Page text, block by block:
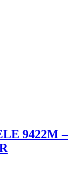
9422M –